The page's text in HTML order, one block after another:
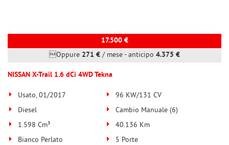
17.500 €
Oppure 271 € / mese-anticipo 4.375 €
NISSAN X-Trail 1.6 dCi 4WD Tekna
Usato, 01/2017
96 KW/131 CV
Diesel
Cambio Manuale (6)
1.598 Cm³
40.136 Km
Bianco Perlato
5 Porte